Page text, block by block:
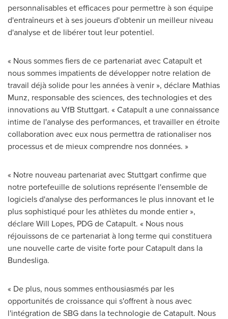
personnalisables et efficaces pour permettre à son équipe
d'entraîneurs et à ses joueurs d'obtenir un meilleur niveau
d'analyse et de libérer tout leur potentiel.
« Nous sommes fiers de ce partenariat avec Catapult et
nous sommes impatients de développer notre relation de
travail déjà solide pour les années à venir », déclare Mathias
Munz, responsable des sciences, des technologies et des
innovations au VfB Stuttgart. « Catapult a une connaissance
intime de l'analyse des performances, et travailler en étroite
collaboration avec eux nous permettra de rationaliser nos
processus et de mieux comprendre nos données. »
« Notre nouveau partenariat avecStuttgartconfirme que
notre portefeuille de solutions représente l'ensemble de
logiciels d'analyse des performances le plus innovant et le
plus sophistiqué pour les athlètes du monde entier »,
déclareWill Lopes, PDG de Catapult. « Nous nous
réjouissons de ce partenariat à long terme qui constituera
une nouvelle carte de visite forte pour Catapult dans la
Bundesliga.
« De plus, nous sommes enthousiasmés par les
opportunités de croissance qui s'offrent à nous avec
l'intégration de SBG dans la technologie de Catapult. Nous